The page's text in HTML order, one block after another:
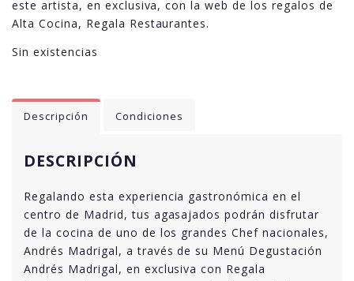
este artista, en exclusiva, con la web de los regalos de
Alta Cocina, Regala Restaurantes.
Sin existencias
Descripción Condiciones
DESCRIPCIÓN
Regalando esta experiencia gastronómica en el
centro de Madrid, tus agasajados podrán disfrutar
de la cocina de uno de los grandes Chef nacionales,
Andrés Madrigal, a través de su Menú Degustación
Andrés Madrigal, en exclusiva con Regala